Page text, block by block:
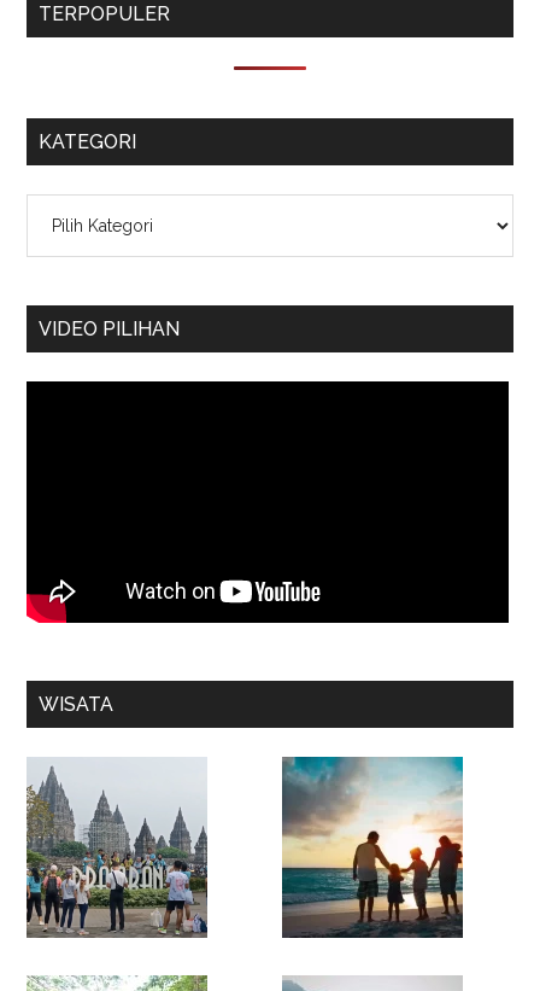
TERPOPULER
KATEGORI
VIDEO PILIHAN
WISATA